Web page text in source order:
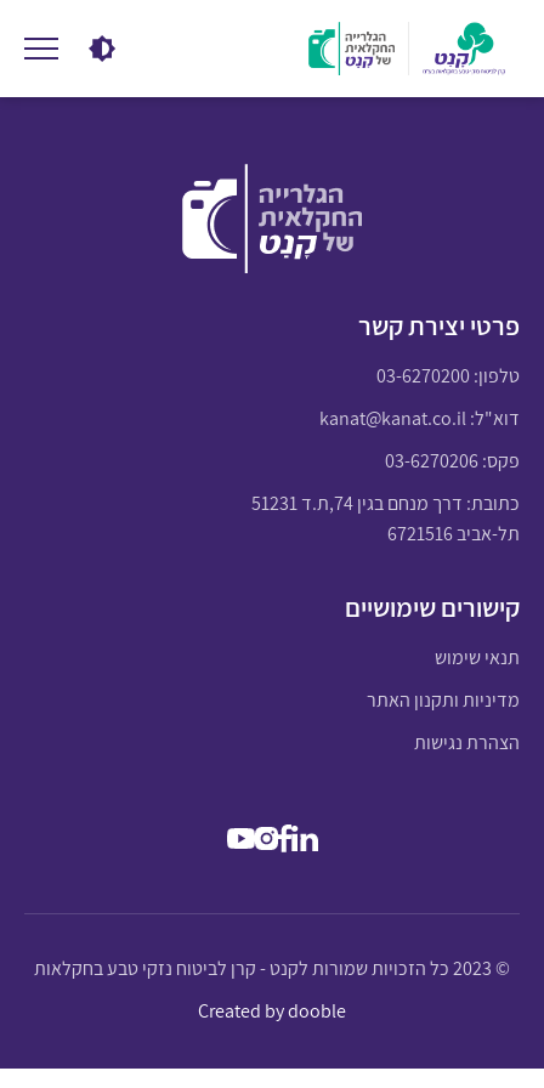
פרטי יצירת קשר
טלפון:03-6270200
דוא"ל:kanat@kanat.co.il
פקס: 03-6270206
כתובת: דרך מנחם בגין 74,ת.ד 51231
תל-אביב 6721516
קישורים שימושיים
תנאי שימוש
מדיניות ותקנון האתר
הצהרת נגישות
© 2023 כל הזכויות שמורות לקנט - קרן לביטוח נזקי טבע בחקלאות
Created by dooble